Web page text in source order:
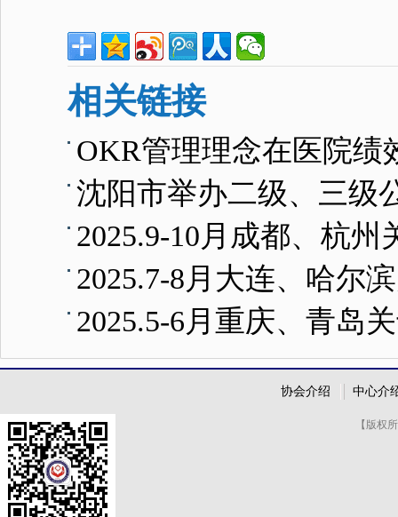
相关链接
OKR管理理念在医院绩
沈阳市举办二级、三级
2025.9-10月成都、杭
2025.7-8月大连、哈尔
2025.5-6月重庆、青岛
协会介绍 中心介
【版权